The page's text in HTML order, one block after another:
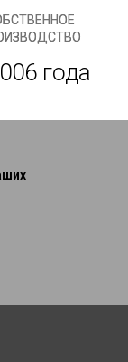
года